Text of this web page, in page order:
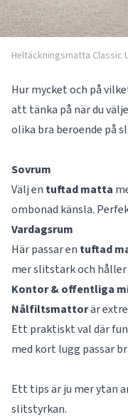
Heltäckningsmatta Classic
Hur mycket och på
att tänka på när du
olika bra beroende på
Sovrum
Välj en tuftad matta
ombonad känsla.
Vardagsrum
Här passar en tuftad
mer slitstark och
Kontor & offentliga
Nålfiltsmattorär
Ett praktiskt val där
med kort lugg passar
Ett tips är ju mer ytan
slitstyrkan.